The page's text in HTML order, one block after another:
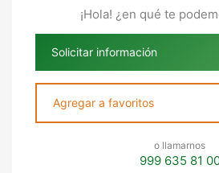
¡Hola! ¿en qué te
Solicitar información
Agregar a favoritos
o llamarnos
999 635 81